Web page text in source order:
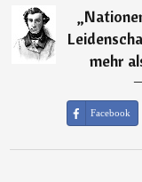
„
mehr
Facebook